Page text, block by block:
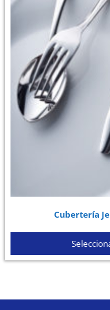
Cubertería